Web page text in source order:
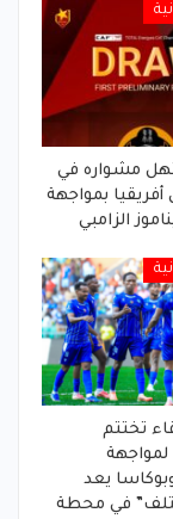
مشواره في
أفريقيا بمواجهة
الزامبي
تختتم
لمواجهة
يعد
في محطة